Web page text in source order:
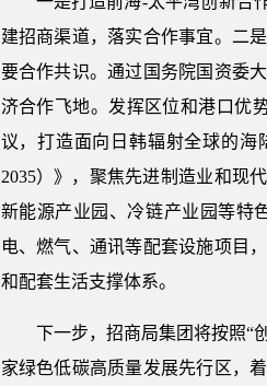
建招商渠道，落实合作事宜。二
要合作共识。通过国务院国资委
济合作飞地。发挥区位和港口优
议，打造面向日韩辐射全球的海
2035）》，聚焦先进制造业和现
新能源产业园、冷链产业园等特
电、燃气、通讯等配套设施项目
和配套生活支撑体系。
下一步，招商局集团将按照“
家绿色低碳高质量发展先行区，